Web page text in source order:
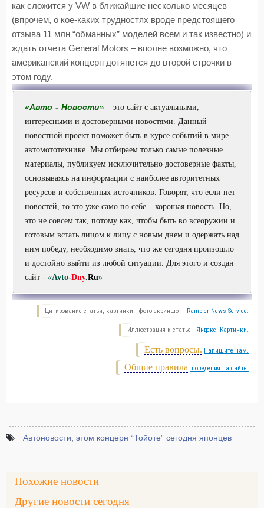
как сложится у VW в ближайшие несколько месяцев
(впрочем, о кое-каких трудностях вроде предстоящего
отзыва 11 млн “обманных” моделей всем и так известно) и
ждать отчета General Motors – вполне возможно, что
американский концерн дотянется до второй строчки в
этом году.
«Авто -Новости» – это сайт с актуальными,
интересными и достоверными новостями. Данный
новостной проект поможет быть в курсе событий в мире
автомототехнике. Мы отбираем только самые полезные
материалы, публикуем исключительно достоверные факты,
основываясь на информации с наиболее авторитетных
ресурсов и собственных источников. Говорят, что если нет
новостей, то это уже само по себе – хорошая новость. Но,
это не совсем так, потому как, чтобы быть во всеоружии и
готовым встать лицом к лицу с новым днем и одержать над
ним победу, необходимо знать, что же сегодня произошло
и достойно выйти из любой ситуации. Для этого и создан
сайт - «Avto-Dny.Ru»
Цитирование статьи, картинки - фото скриншот - Rambler News Service.
Иллюстрация к статье - Яндекс. Картинки.
Есть вопросы. Напишите нам.
Общие правила поведения на сайте.
Автоновости этом концерн “Тойоте” сегодня японцев
Похожие новости
Другие новости сегодня